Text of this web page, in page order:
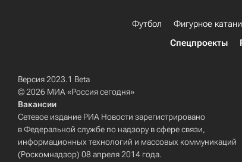
Футбол Фигурное
Спецпроекты
Версия 2023.1 Beta
© 2026 МИА «Россия сегодня»
Вакансии
Сетевое издание РИА Новости зарегистрировано
в Федеральной службе по надзору в сфере связи,
информационных технологий и массовых коммуникаций
(Роскомнадзор) 08 апреля 2014 года.